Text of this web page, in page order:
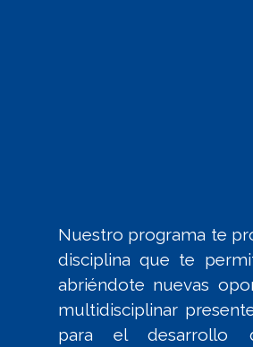
Nuestro programa te
disciplina que te
abriéndote nuevas
multidisciplinar
para el desarrollo